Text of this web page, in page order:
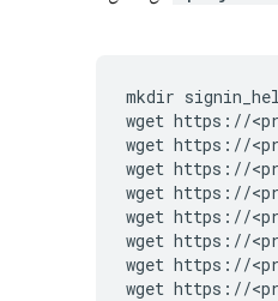
mkdir
wget https://
wget https://
wget https://
wget https://
wget https://
wget https://
wget https://
wget